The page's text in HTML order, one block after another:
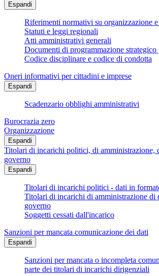
Espandi
Riferimenti normativi su organizzazione
Statuti e leggi regionali
Atti amministrativi generali
Documenti di programmazione strategico
Codice disciplinare e codice di condotta
Oneri informativi per cittadini e imprese
Espandi
Scadenzario obblighi amministrativi
Burocrazia zero
Organizzazione
Espandi
Titolari di incarichi politici, di amministrazione,
governo
Espandi
Titolari di incarichi politici - dati in
Titolari di incarichi di amministrazione di
governo
Soggetti cessati dall'incarico
Sanzioni per mancata comunicazione dei dati
Espandi
Sanzioni per mancata o incompleta
parte dei titolari di incarichi dirigenziali